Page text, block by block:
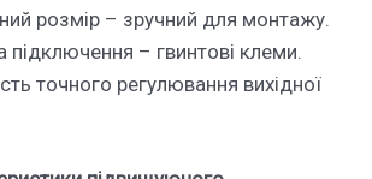
розмір – зручний для монтажу.
підключення – гвинтові клеми.
точного регулювання вихідної